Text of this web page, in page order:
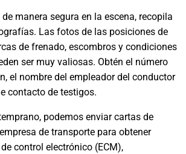
manera segura en la escena, recopila
Las fotos de las posiciones de
de frenado, escombros y condiciones
ser muy valiosas. Obtén el número
el nombre del empleador del conductor
contacto de testigos.
podemos enviar cartas de
de transporte para obtener
control electrónico (ECM),